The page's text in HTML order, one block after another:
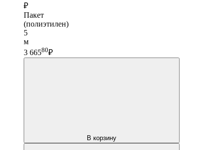
₽
Пакет
(полиэтилен)
5
м
3 66580₽
В корзину